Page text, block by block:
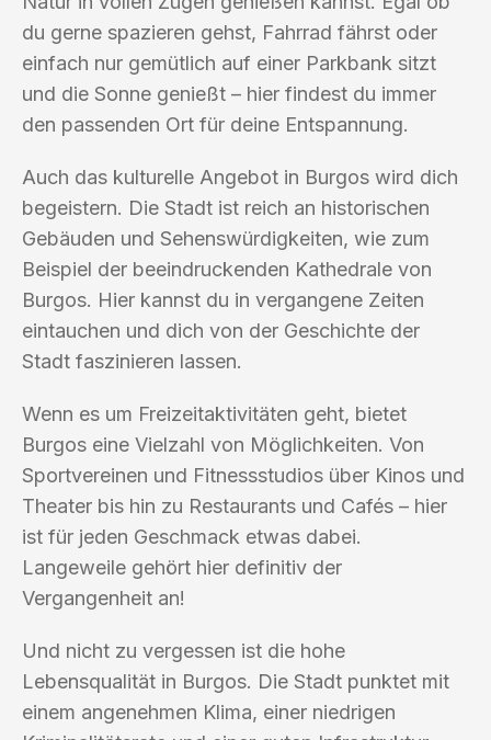
du gerne spazieren gehst, Fahrrad fährst oder
einfach nur gemütlich auf einer Parkbank sitzt
und die Sonne genießt – hier findest du immer
den passenden Ort für deine Entspannung.
Auch das kulturelle Angebot in Burgos wird dich
begeistern. Die Stadt ist reich an historischen
Gebäuden und Sehenswürdigkeiten, wie zum
Beispiel der beeindruckenden Kathedrale von
Burgos. Hier kannst du in vergangene Zeiten
eintauchen und dich von der Geschichte der
Stadt faszinieren lassen.
Wenn es um Freizeitaktivitäten geht, bietet
Burgos eine Vielzahl von Möglichkeiten. Von
Sportvereinen und Fitnessstudios über Kinos und
Theater bis hin zu Restaurants und Cafés – hier
ist für jeden Geschmack etwas dabei.
Langeweile gehört hier definitiv der
Vergangenheit an!
Und nicht zu vergessen ist die hohe
Lebensqualität in Burgos. Die Stadt punktet mit
einem angenehmen Klima, einer niedrigen